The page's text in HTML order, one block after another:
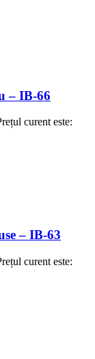
– IB-66
curent este:
– IB-63
curent este: